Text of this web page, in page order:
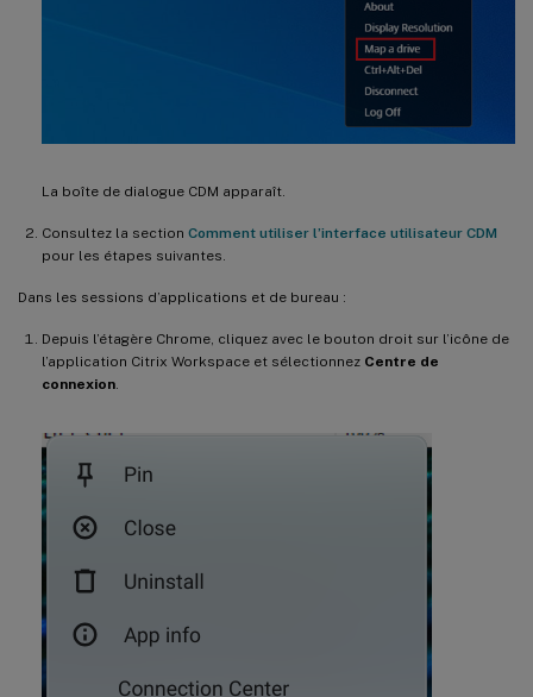
La boîte de dialogue CDM apparaît.
Consultez la section Comment utiliser l’interface utilisateur CDM
pour les étapes suivantes.
Dans les sessions d’applications et de bureau :
Depuis l’étagère Chrome, cliquez avec le bouton droit sur l’icône de
l’application Citrix Workspace et sélectionnez Centre de
connexion